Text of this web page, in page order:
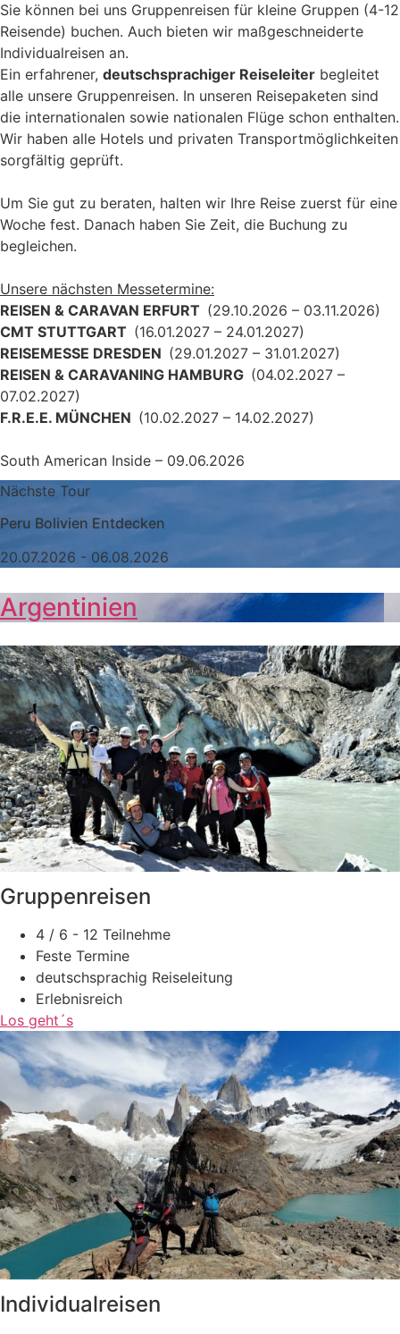
Sie können bei uns Gruppenreisen für kleine Gruppen (4-12
Reisende) buchen. Auch bieten wir maßgeschneiderte
Individualreisen an.
Ein erfahrener, deutschsprachiger Reiseleiter begleitet
alle unsere Gruppenreisen. In unseren Reisepaketen sind
die internationalen sowie nationalen Flüge schon enthalten.
Wir haben alle Hotels und privaten Transportmöglichkeiten
sorgfältig geprüft.
Um Sie gut zu beraten, halten wir Ihre Reise zuerst für eine
Woche fest. Danach haben Sie Zeit, die Buchung zu
begleichen.
Unsere nächsten Messetermine:
REISEN & CARAVAN ERFURT (29.10.2026 – 03.11.2026)
CMT STUTTGART (16.01.2027 – 24.01.2027)
REISEMESSE DRESDEN (29.01.2027 – 31.01.2027)
REISEN & CARAVANING HAMBURG (04.02.2027 –
07.02.2027)
F.R.E.E. MÜNCHEN (10.02.2027 – 14.02.2027)
South American Inside – 09.06.2026
Nächste Tour
Peru Bolivien Entdecken
20.07.2026 - 06.08.2026
Argentinien
Gruppenreisen
4 / 6 - 12 Teilnehme
Feste Termine
deutschsprachig Reiseleitung
Erlebnisreich
Los geht´s
Individualreisen